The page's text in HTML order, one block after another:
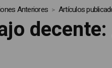
Anteriores Artículos